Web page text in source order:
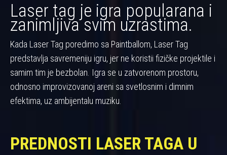
Laser tag je igra popularana i
zanimljiva svim uzrastima.
Kada Laser Tag poredimo sa Paintballom, Laser Tag
predstavlja savremeniju igru, jer ne koristii fizičke projektile i
samim tim je bezbolan. Igra se u zatvorenom prostoru,
odnosno improvizovanoj areni sa svetlosnim i dimnim
efektima, uz ambijentalu muziku.
PREDNOSTI LASER TAGA U